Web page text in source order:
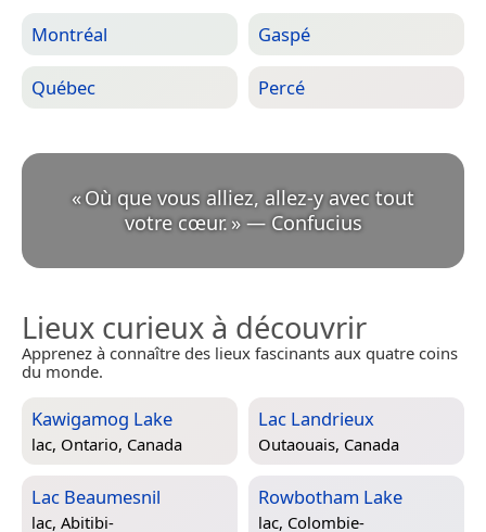
Montréal Gaspé
Québec Percé
«Où que vous alliez, allez-y avec tout
votre cœur. » — Confucius
Lieux curieux à découvrir
Apprenez à connaître des lieux fascinants aux quatre coins
du monde.
Kawigamog Lake
lac, Ontario, Canada
Lac Landrieux
Outaouais, Canada
Lac Beaumesnil
lac, Abitibi-
Rowbotham Lake
lac, Colombie-